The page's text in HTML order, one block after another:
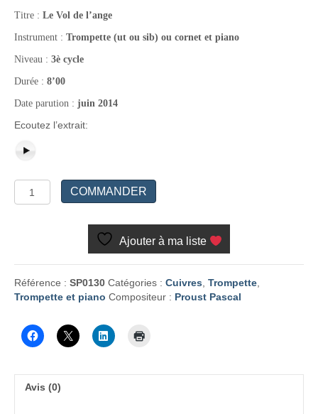
Titre : Le Vol de l’ange
Instrument : Trompette (ut ou sib) ou cornet et piano
Niveau : 3è cycle
Durée : 8’00
Date parution : juin 2014
Ecoutez l’extrait:
quantité
de
COMMANDER
Ajouter à ma liste
Référence : SP0130 Catégories : Cuivres, Trompette,
Trompette et piano Compositeur : Proust Pascal
Avis (0)